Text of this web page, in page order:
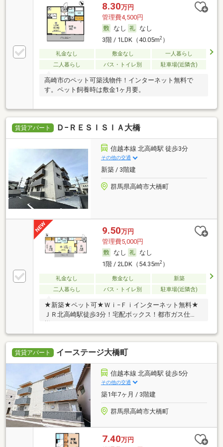
8.30万円
管理費4,500円
なし
なし
3階 / 1LDK（40.05m2）
礼金なし 敷金なし
一人暮らし
二人暮らし
バス・トイレ別 駐車場(近隣含)
高崎市のペット可築浅物件！インターネット無料で
す。ペット飼養時は敷金1ヶ月要。
賃貸アパート Ｄ−ＲＥＳＩＳＩＡ大橋
信越本線 北高崎駅 徒歩3分
その他の交通
新築 / 3階建
群馬県高崎市大橋町
9.50万円
管理費5,000円
なし
なし
1階 / 2LDK（54.35m2）
礼金なし 敷金なし
新築
二人暮らし
バス・トイレ別 駐車場(近隣含)
★新築★ペット可★Ｗｉ−Ｆｉインターネット無料★
ＪＲ北高崎駅徒歩3分！宅配ボックス！都市ガス仕
様！
賃貸アパート イーステージ大橋町
信越本線 北高崎駅 徒歩5分
その他の交通
築1年7ヶ月 / 3階建
群馬県高崎市大橋町
7.40万円